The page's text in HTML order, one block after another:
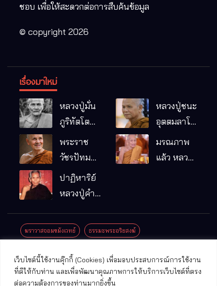
เว็บไซต์นี้ใช้งานคุ๊กกี้ (Cookies) เพื่อมอบประสบการณ์การใช้งาน
ที่ดีให้กับท่าน และเพื่อพัฒนาคุณภาพการให้บริการเว็บไซต์ที่ตรง
ต่อความต้องการของท่านมากยิ่งขึ้น
ชอบ เพื่อให้สะดวกต่อการสืบค้นข้อมูล
© copyright 2026
เรื่องมาใหม่
หลวงปู่มั่น
ภูริทัตโต
พระอริยเจ้า
ผู้เป็นบิดา
รมฐาน
หลวงปู่ชนะ
อุตตมลาโภ
หมากอื๋อ
พระราช
วัชรปัทม
คุณ (หลวง
ปู่บัวเกตุ
แล้ว วัดป่า
อ.แม่ริม
จ.เชียงใหม่
มรณภาพ
แล้ว หลวง
ปาฏิหาริย์
หลวงปู่คำ
มณี
ฆราวาสจอมขมังเวทย์ ธรรมะพระอริยสงฆ์
ปาฏิหาริย์พระเครื่อง